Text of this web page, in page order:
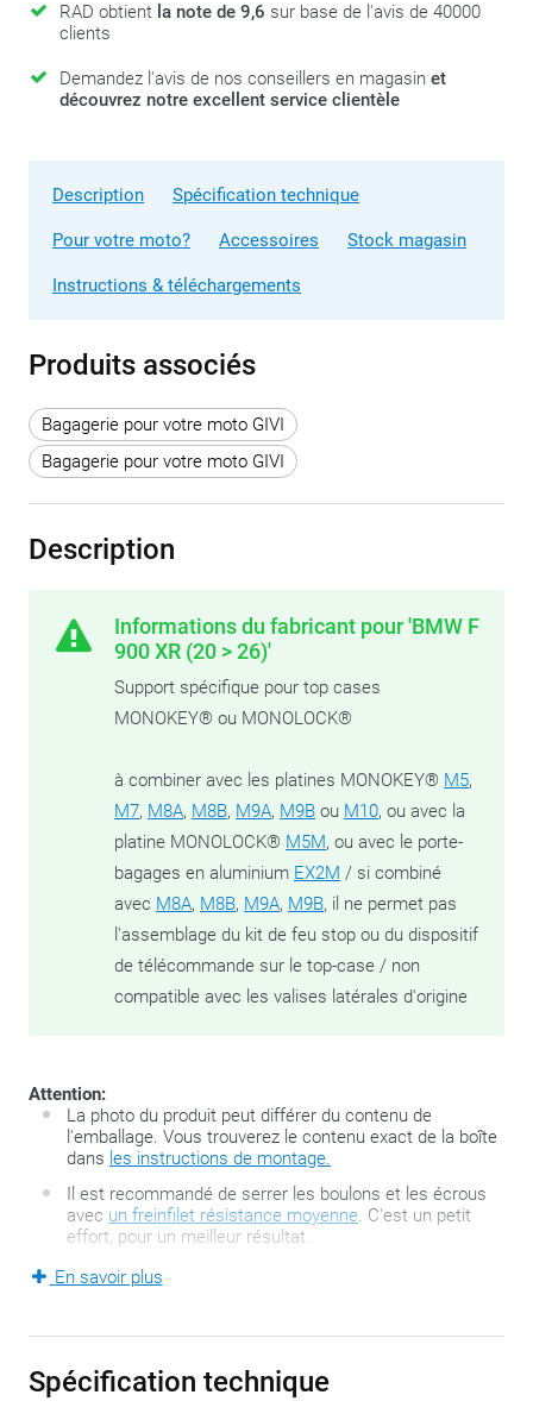
RAD obtient la note de 9,6 sur base de l'avis de 40000
clients
Demandez l'avis de nos conseillers en magasin et
découvrez notre excellent service clientèle
Description Spécification technique
Pour votre moto? Accessoires Stock magasin
Instructions & téléchargements
Produits associés
Bagagerie pour votre moto GIVI
Bagagerie pour votre moto GIVI
Description
Informations du fabricant pour 'BMW F
900 XR (20 > 26)'
Support spécifique pour top cases
MONOKEY® ou MONOLOCK®
à combiner avec les platines MONOKEY® M5,
M7, M8A, M8B, M9A, M9B ou M10, ou avec la
platine MONOLOCK® M5M, ou avec le porte-
bagages en aluminium EX2M / si combiné
avec M8A, M8B, M9A, M9B, il ne permet pas
l'assemblage du kit de feu stop ou du dispositif
de télécommande sur le top-case / non
compatible avec les valises latérales d'origine
Attention:
La photo du produit peut différer du contenu de
l'emballage. Vous trouverez le contenu exact de la boîte
dans les instructions de montage.
Il est recommandé de serrer les boulons et les écrous
avec un freinfilet résistance moyenne. C'est un petit
effort, pour un meilleur résultat.
compose de deux bras solides spécifiques pour motos. La
En savoir plus
Spécification technique